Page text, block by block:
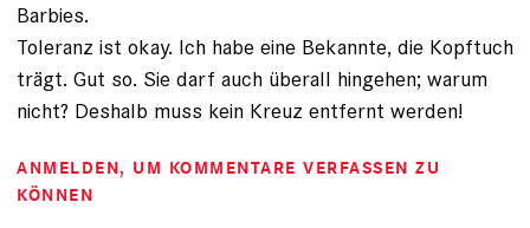
Barbies.
Toleranz ist okay. Ich habe eine Bekannte, die Kopftuch
trägt. Gut so. Sie darf auch überall hingehen; warum
nicht? Deshalb muss kein Kreuz entfernt werden!
ANMELDEN, UM KOMMENTARE VERFASSEN ZU
KÖNNEN